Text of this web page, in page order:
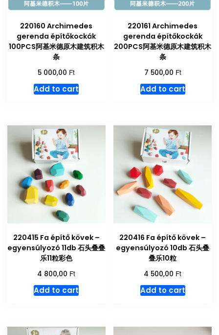
220160 Archimedes
gerenda építőkockák
100PCS阿基米德原木建筑积木
条
5 000,00 Ft
Add to cart
220161 Archimedes
gerenda építőkockák
200PCS阿基米德原木建筑积木
条
7 500,00 Ft
Add to cart
220415 Fa építő kövek –
egyensúlyozó 11db 石头叠叠
乐11粒彩色
4 800,00 Ft
Add to cart
220416 Fa építő kövek –
egyensúlyozó 10db 石头叠
叠乐10粒
4 500,00 Ft
Add to cart